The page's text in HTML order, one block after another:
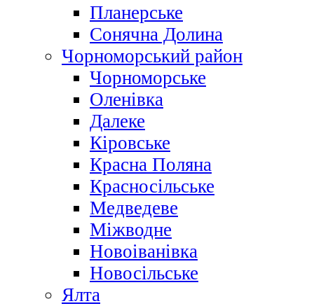
Планерське
Сонячна Долина
Чорноморський район
Чорноморське
Оленівка
Далеке
Кіровське
Красна Поляна
Красносільське
Медведеве
Міжводне
Новоіванівка
Новосільське
Ялта